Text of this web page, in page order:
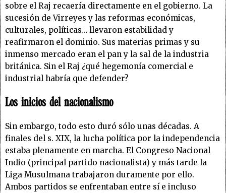
sobre el Raj recaería directamente en el gobierno. La
sucesión de Virreyes y las reformas económicas,
culturales, políticas… llevaron estabilidad y
reafirmaron el dominio. Sus materias primas y su
inmenso mercado eran el pan y la sal de la industria
británica. Sin el Raj ¿qué hegemonía comercial e
industrial habría que defender?
Los inicios del nacionalismo
Sin embargo, todo esto duró sólo unas décadas. A
finales del s. XIX, la lucha política por la independencia
estaba plenamente en marcha. El Congreso Nacional
Indio (principal partido nacionalista) y más tarde la
Liga Musulmana trabajaron duramente por ello.
Ambos partidos se enfrentaban entre sí e incluso